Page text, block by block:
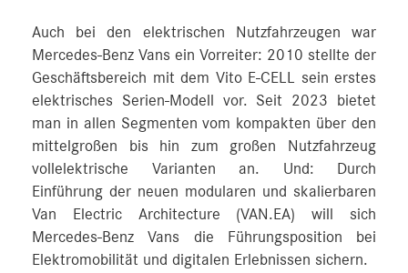
Auch bei den elektrischen Nutzfahrzeugen war
Mercedes-Benz Vans ein Vorreiter: 2010 stellte der
Geschäftsbereich mit dem Vito E-CELL sein erstes
elektrisches Serien-Modell vor. Seit 2023 bietet
man in allen Segmenten vom kompakten über den
mittelgroßen bis hin zum großen Nutzfahrzeug
vollelektrische Varianten an. Und: Durch
Einführung der neuen modularen und skalierbaren
Van Electric Architecture (VAN.EA) will sich
Mercedes-Benz Vans die Führungsposition bei
Elektromobilität und digitalen Erlebnissen sichern.